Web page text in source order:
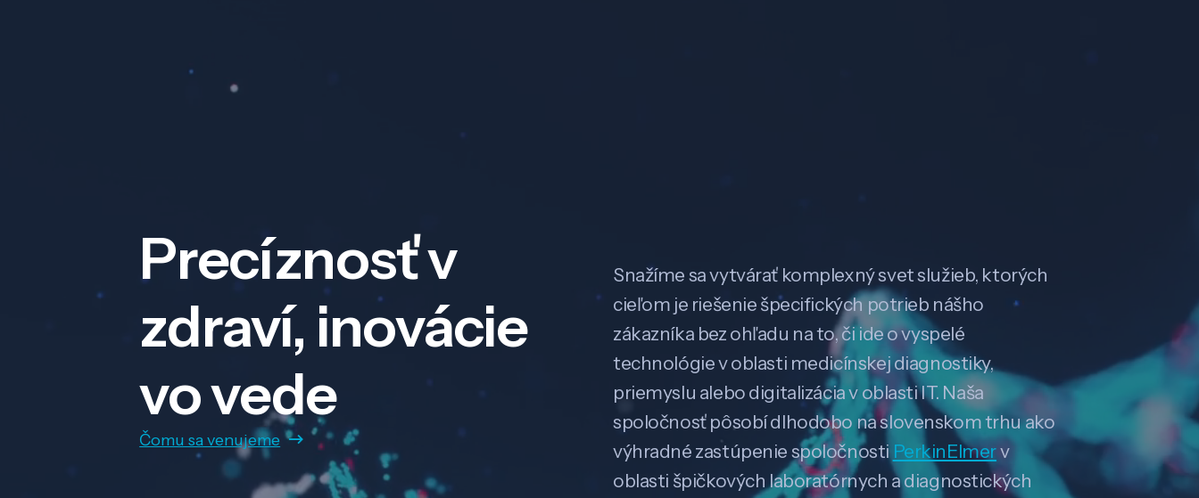
Precíznosť v
zdraví, inovácie
vo vede
Čomu sa venujeme
Snažíme sa vytvárať komplexný svet služieb, ktorých
cieľom je riešenie špecifických potrieb nášho
zákazníka bez ohľadu na to, či ide o vyspelé
technológie v oblasti medicínskej diagnostiky,
priemyslu alebo digitalizácia v oblasti IT. Naša
spoločnosť pôsobí dlhodobo na slovenskom trhu ako
výhradné zastúpenie spoločnosti PerkinElmerv
oblasti špičkových laboratórnych a diagnostických